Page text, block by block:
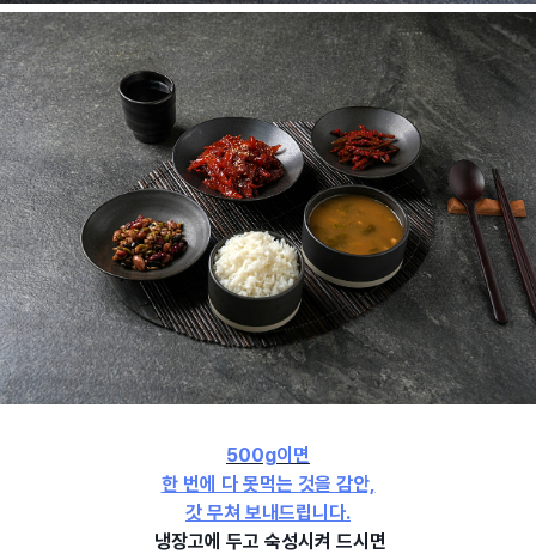
500g이면
한 번에 다 못먹는 것을 감안,
갓 무쳐 보내드립니다.
냉장고에 두고 숙성시켜 드시면